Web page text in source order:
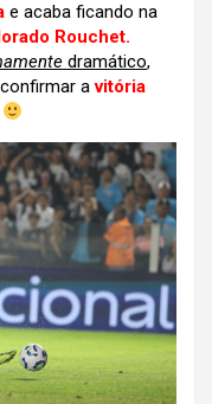
e acaba ficando na
Rouchet.
dramático,
avitória